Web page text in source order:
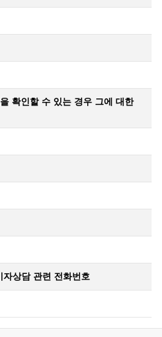
확인할 수 있는 경우 그에 대한
상담 관련 전화번호